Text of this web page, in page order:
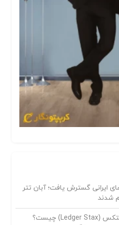
ایرانی گسترش یافت؛ آبان تتر
شدند
کیف پول لجر استکس (Ledger Stax) چیست؟